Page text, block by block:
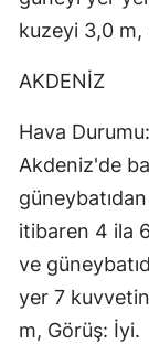
kuzeyi 3,0 m,
AKDENİZ
Hava
Akdeniz'de
itibaren 4 ila
ve
yer 7
m, Görüş: İyi.